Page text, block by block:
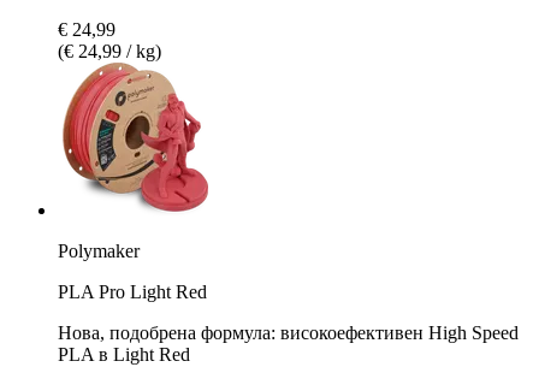
€ 24,99
(€ 24,99 / kg)
Polymaker
PLA Pro Light Red
Нова, подобрена формула: високоефективен High Speed
PLA в Light Red